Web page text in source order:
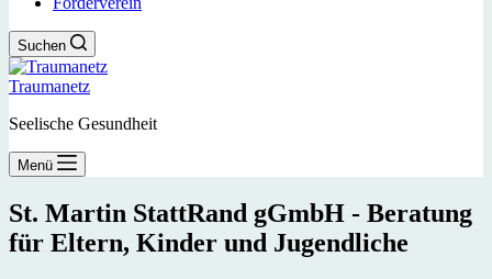
Suchen
Traumanetz
Seelische Gesundheit
Menü
St. Martin StattRand gGmbH - Beratung
für Eltern, Kinder und Jugendliche